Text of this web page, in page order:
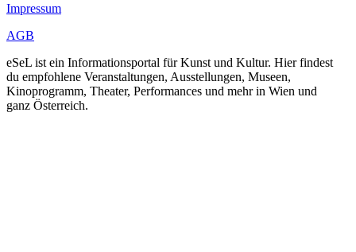
Impressum
AGB
eSeL ist ein Informationsportal für Kunst und Kultur. Hier findest
du empfohlene Veranstaltungen, Ausstellungen, Museen,
Kinoprogramm, Theater, Performances und mehr in Wien und
ganz Österreich.